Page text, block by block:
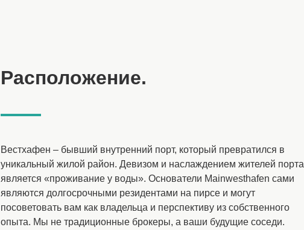
Расположение.
Вестхафен – бывший внутренний порт, который превратился в
уникальный жилой район. Девизом и наслаждением жителей порта
является «проживание у воды». Основатели Mainwesthafen сами
являются долгосрочными резидентами на пирсе и могут
посоветовать вам как владельца и перспективу из собственного
опыта. Мы не традиционные брокеры, а ваши будущие соседи.